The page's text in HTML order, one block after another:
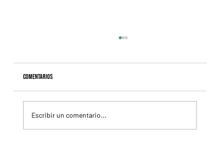
Comentarios
Escribir un comentario...